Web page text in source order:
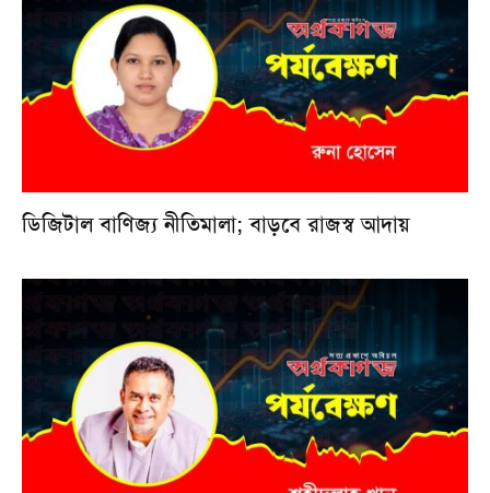
ডিজিটাল বাণিজ্য নীতিমালা; বাড়বে রাজস্ব আদায়